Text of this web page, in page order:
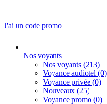
J'ai un code promo
Nos voyants
Nos voyants (213)
Voyance audiotel (0)
Voyance privée (0)
Nouveaux (25)
Voyance promo (0)